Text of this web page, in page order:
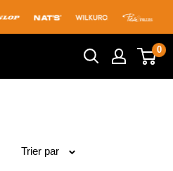
0
Trier par